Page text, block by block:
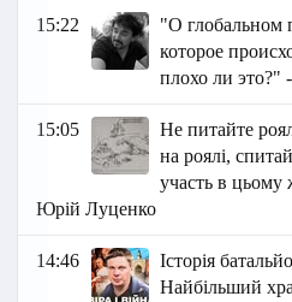
15:22
"О глобальном
которое
плохо ли
15:05
Не питайте
на роялі,
участь в цьому
Юрій Луценко
14:46
Історія
Найбільший